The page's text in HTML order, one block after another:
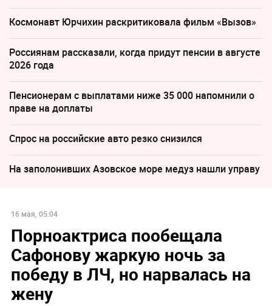
Космонавт Юрчихин раскритиковала фильм «Вызов»
Россиянам рассказали, когда придут пенсии в августе
2026 года
Пенсионерам с выплатами ниже 35 000 напомнили о
праве на доплаты
Спрос на российские авто резко снизился
На заполонивших Азовское море медуз нашли управу
16 мая, 05:04
Порноактриса пообещала
Сафонову жаркую ночь за
победу в ЛЧ, но нарвалась на
жену